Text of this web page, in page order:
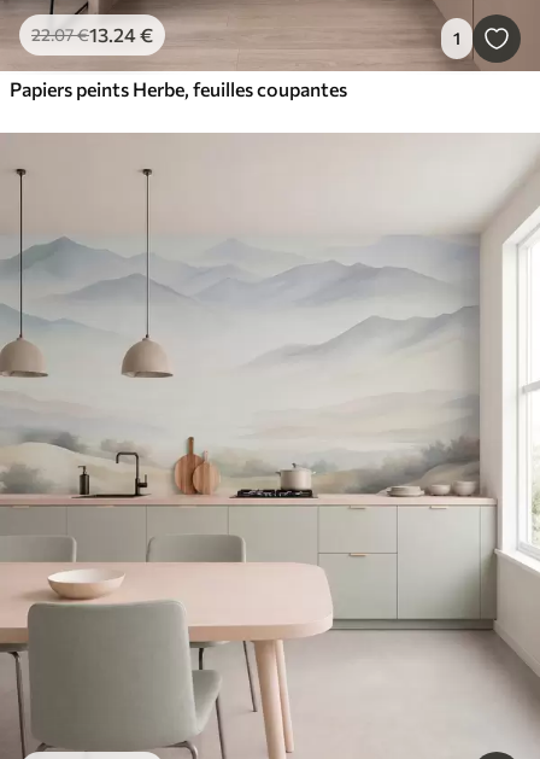
22.07€13.24€ 1
Papiers peints Herbe, feuilles coupantes